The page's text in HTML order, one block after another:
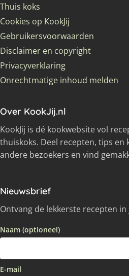
Thuis koks
Cookies op KookJij
Gebruikersvoorwaarden
Disclaimer en copyright
Privacyverklaring
Onrechtmatige inhoud melden
Over KookJij.nl
KookJij is dé kookwebsite vol
thuiskoks. Deel recepten, tips en
andere bezoekers en vind
Nieuwsbrief
Ontvang de lekkerste recepten in
Naam (optioneel)
E-mail